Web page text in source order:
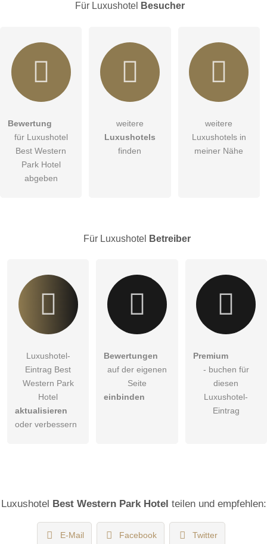
Die Datenschutzerklärunghabe ich zur Kenntnis genommen.
öffentliche Frage stellen
Hinweis:
Für Luxushotel Besucher
Bewertung
für Luxushotel
Best Western
Park Hotel
abgeben
weitere
Luxushotels
finden
weitere
Luxushotels in
meiner Nähe
Für Luxushotel Betreiber
Luxushotel-
Eintrag Best
Western Park
Hotel
aktualisieren
oder verbessern
Bewertungen
auf der eigenen
Seite
einbinden
Premium
- buchen für
diesen
Luxushotel-
Eintrag
Luxushotel Best Western Park Hotel teilen und empfehlen:
E-Mail Facebook Twitter